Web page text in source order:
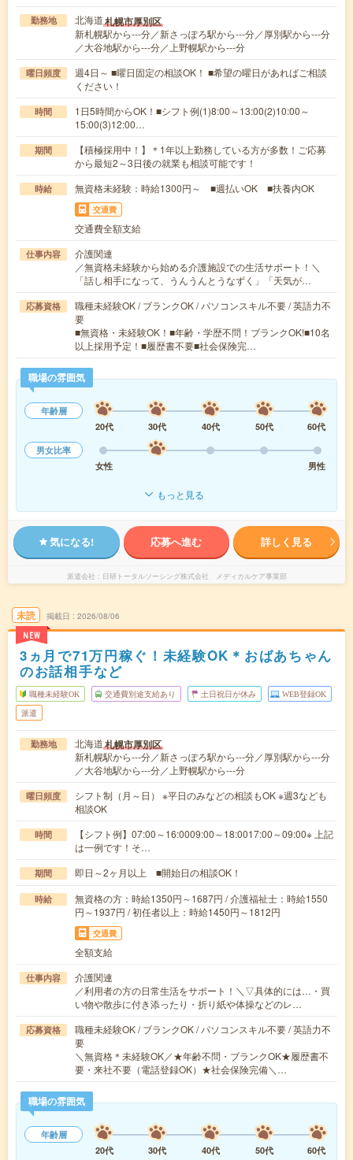
勤務地 北海道札幌市厚別区
新札幌駅から---分／新さっぽろ駅から---分／厚別駅から---分
／大谷地駅から---分／上野幌駅から---分
曜日頻度
週4日～ ■曜日固定の相談OK！ ■希望の曜日があればご相談
ください！
時間
1日5時間からOK！■シフト例(1)8:00～13:00(2)10:00～
15:00(3)12:00…
期間
【積極採用中！】＊1年以上勤務している方が多数！ご応募
から最短2～3日後の就業も相談可能です！
時給 無資格未経験：時給1300円～ ■週払いOK ■扶養内OK
交通費
交通費全額支給
仕事内容
介護関連
／無資格未経験から始める介護施設での生活サポート！＼
「話し相手になって、うんうんとうなずく」「天気が…
応募資格
職種未経験OK / ブランクOK / パソコンスキル不要 / 英語力不
要
■無資格・未経験OK！■年齢・学歴不問！ブランクOK!■10名
以上採用予定！■履歴書不要■社会保険完…
職場の雰囲気
年齢層
20代
30代 40代 50代
60代
男女比率
女性
男性
もっと見る
気になる! 応募へ進む 詳しく見る
派遣会社 日研トータルソーシング株式会社 メディカルケア事業部
未読
NEW
掲載日 2026/08/06
3ヵ月で71万円稼ぐ！未経験OK＊おばあちゃん
のお話相手など
職種未経験OK 交通費別途支給あり 土日祝日が休み WEB登録OK
派遣
勤務地 北海道札幌市厚別区
新札幌駅から---分／新さっぽろ駅から---分／厚別駅から---分
／大谷地駅から---分／上野幌駅から---分
曜日頻度
シフト制（月～日） ※平日のみなどの相談もOK ※週3なども
相談OK
時間
【シフト例】07:00～16:0009:00～18:0017:00～09:00※ 上記
は一例です！そ…
期間 即日～2ヶ月以上 ■開始日の相談OK！
時給
無資格の方：時給1350円～1687円 / 介護福祉士：時給1550
円～1937円 / 初任者以上：時給1450円～1812円
交通費
全額支給
仕事内容
介護関連
／利用者の方の日常生活をサポート！＼▽具体的には…・買
い物や散歩に付き添ったり・折り紙や体操などのレ…
応募資格
職種未経験OK / ブランクOK / パソコンスキル不要 / 英語力不
要
＼無資格＊未経験OK／★年齢不問・ブランクOK★履歴書不
要・来社不要（電話登録OK）★社会保険完備＼…
職場の雰囲気
年齢層
20代
30代 40代 50代
60代